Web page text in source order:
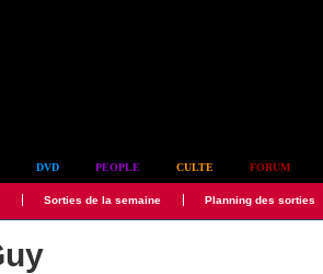
DVD PEOPLE CULTE FORUM
Sorties de la semaine Planning des sorties